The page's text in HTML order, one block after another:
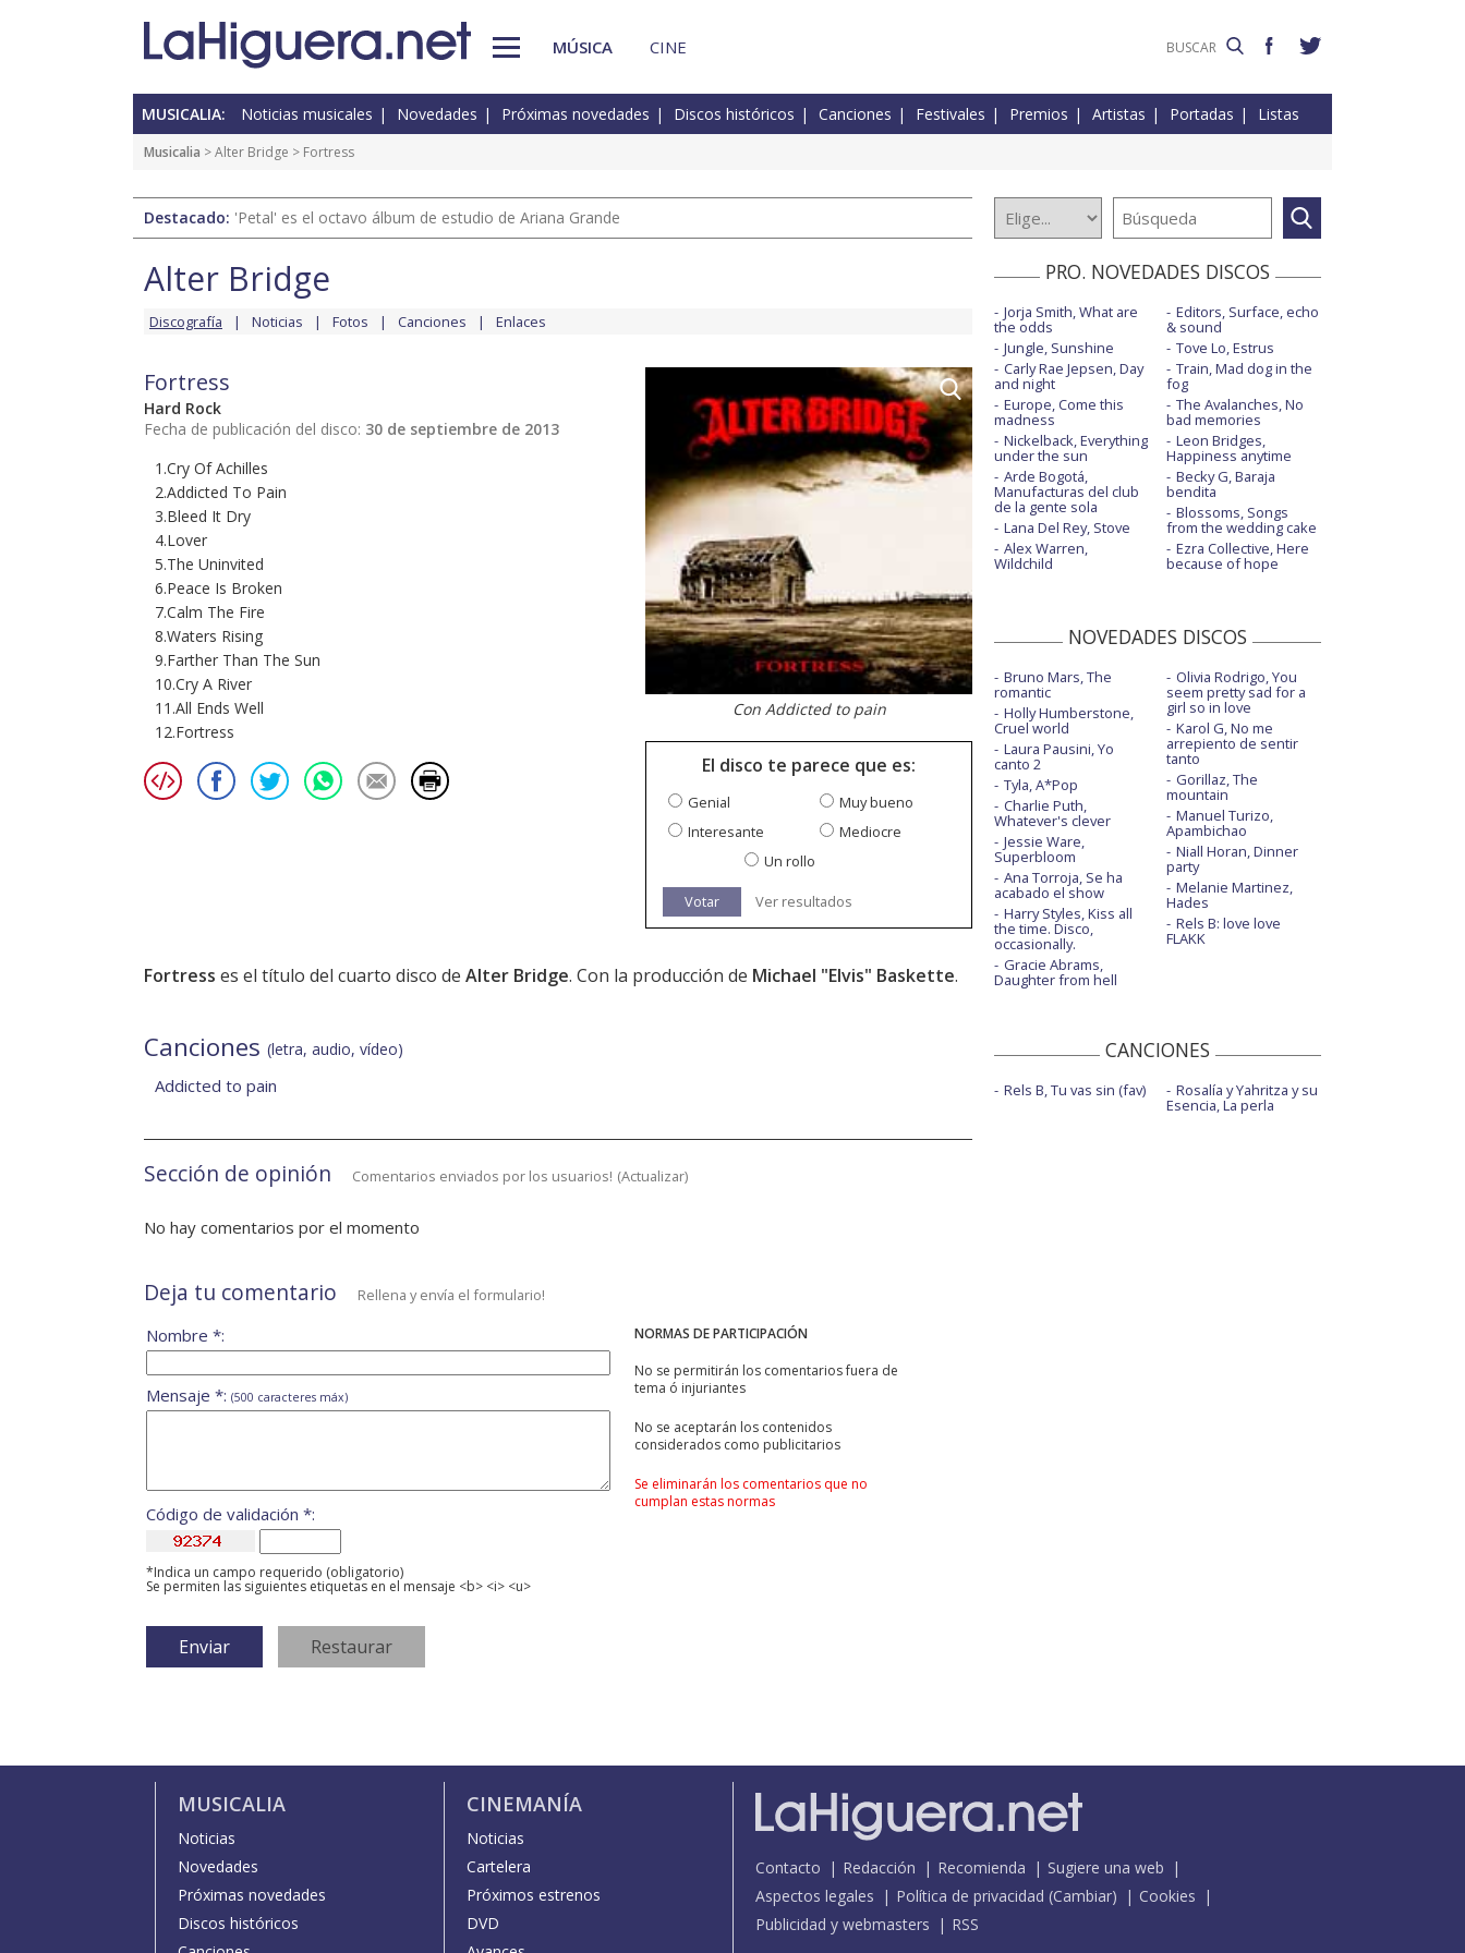
MÚSICA CINE
MUSICALIA: Noticias musicales Novedades Próximas novedades Discos históricos Canciones Festivales Premios Artistas Portadas Listas
Musicalia >Alter Bridge > Fortress
Destacado: 'Petal' es el octavo álbum de estudio de Ariana Grande
Alter Bridge
Discografía Noticias Fotos Canciones Enlaces
Fortress
Hard Rock
Fecha de publicación del disco: 30 de septiembre de 2013
1.Cry Of Achilles
2.Addicted To Pain
3.Bleed It Dry
4.Lover
5.The Uninvited
6.Peace Is Broken
7.Calm The Fire
8.Waters Rising
9.Farther Than The Sun
10.Cry A River
11.All Ends Well
12.Fortress
Con Addicted to pain
El disco te parece que es:
Genial
Muy bueno
Interesante
Mediocre
Un rollo
Votar Ver resultados
Fortress es el título del cuarto disco de Alter Bridge. Con la producción de Michael "Elvis" Baskette.
Canciones (letra, audio, vídeo)
Addicted to pain
Sección de opinión Comentarios enviados por los usuarios! (Actualizar)
No hay comentarios por el momento
Deja tu comentario Rellena y envía el formulario!
NORMAS DE PARTICIPACIÓN
No se permitirán los comentarios fuera de
tema ó injuriantes
No se aceptarán los contenidos
considerados como publicitarios
Se eliminarán los comentarios que no
cumplan estas normas
Nombre *:
Mensaje *: (500 caracteres máx)
Código de validación *:
*Indica un campo requerido (obligatorio)
Se permiten las siguientes etiquetas en el mensaje <b> <i> <u>
PRO. NOVEDADES DISCOS
Jorja Smith, What are
the odds
Jungle, Sunshine
Carly Rae Jepsen, Day
and night
Europe, Come this
madness
Nickelback, Everything
under the sun
Arde Bogotá,
Manufacturas del club
de la gente sola
Lana Del Rey, Stove
Alex Warren,
Wildchild
Editors, Surface, echo
& sound
Tove Lo, Estrus
Train, Mad dog in the
fog
The Avalanches, No
bad memories
Leon Bridges,
Happiness anytime
Becky G, Baraja
bendita
Blossoms, Songs
from the wedding cake
Ezra Collective, Here
because of hope
NOVEDADES DISCOS
Bruno Mars, The
romantic
Holly Humberstone,
Cruel world
Laura Pausini, Yo
canto 2
Tyla, A*Pop
Charlie Puth,
Whatever's clever
Jessie Ware,
Superbloom
Ana Torroja, Se ha
acabado el show
Harry Styles, Kiss all
the time. Disco,
occasionally.
Gracie Abrams,
Daughter from hell
Olivia Rodrigo, You
seem pretty sad for a
girl so in love
Karol G, No me
arrepiento de sentir
tanto
Gorillaz, The
mountain
Manuel Turizo,
Apambichao
Niall Horan, Dinner
party
Melanie Martinez,
Hades
Rels B: love love
FLAKK
CANCIONES
Rels B, Tu vas sin (fav) Rosalía y Yahritza y su
Esencia, La perla
MUSICALIA
Noticias
Novedades
Próximas novedades
Discos históricos
CINEMANÍA
Noticias
Cartelera
Próximos estrenos
DVD
Contacto Redacción Recomienda
Sugiere una web
Aspectos legales
Política de privacidad (Cambiar)
Cookies
Publicidad y webmasters
RSS